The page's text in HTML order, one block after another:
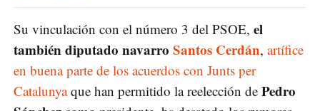
Su vinculación con el número 3 del PSOE, el
también diputado navarro Santos Cerdán, artífice
en buena parte de los acuerdos con Junts per
Catalunyaque han permitido la reelección de Pedro